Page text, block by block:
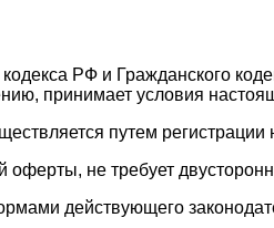
РФ и Гражданского
принимает условия
путем регистрации
не требует
действующего